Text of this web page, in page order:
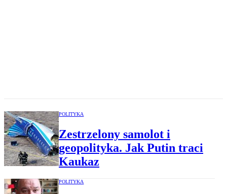
POLITYKA
Zestrzelony samolot i
geopolityka. Jak Putin traci
Kaukaz
POLITYKA